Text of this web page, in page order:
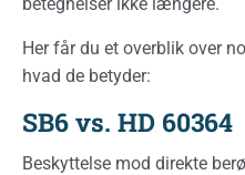
Her får du et overblik over
hvad de betyder:
SB6 vs. HD 60364
Beskyttelse mod direkte